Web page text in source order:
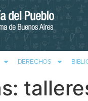
DERECHOS